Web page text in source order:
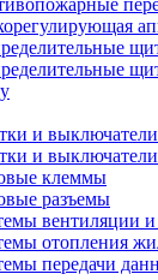
и выключатели
и выключатели
клеммы
разъемы
вентиляции
отопления
передачи